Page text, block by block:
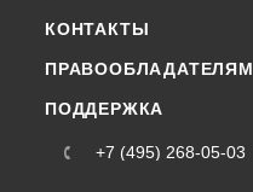
КОНТАКТЫ
ПРАВООБЛАДАТЕЛЯМ
ПОДДЕРЖКА
+7 (495) 268-05-03